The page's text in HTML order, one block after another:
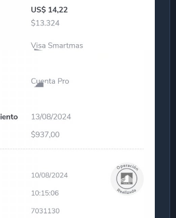
de poco monto, te recomendaría antes
tiene menor comisión (1,9%) y también te
en pesos chilenos. Una buena idea
elite, no pagas comisión aún que no
bien.